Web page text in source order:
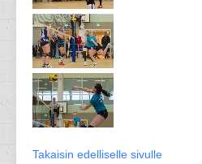
Takaisin edelliselle sivulle